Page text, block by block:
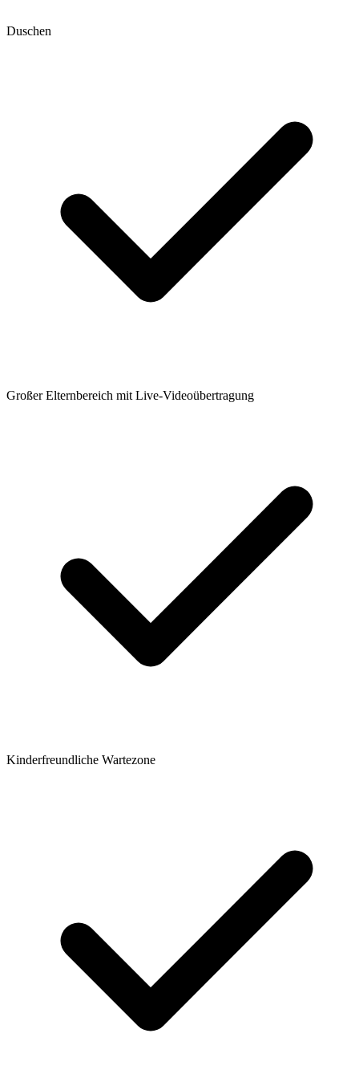
Duschen
Großer Elternbereich mit Live-Videoübertragung
Kinderfreundliche Wartezone